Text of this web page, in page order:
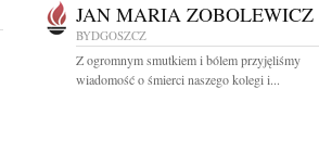
JAN MARIA ZOBOLEWICZ
BYDGOSZCZ
Z ogromnym smutkiem i bólem przyjęliśmy
wiadomość o śmierci naszego kolegi i...